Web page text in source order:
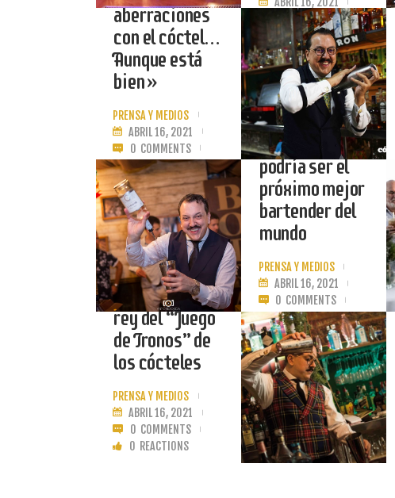
0 COMMENTS
0 REACTIONS
LEER MÁS
aberraciones
con el cóctel…
Aunque está
bien»
PRENSA Y MEDIOS
ABRIL 16, 2021
0 COMMENTS
0
REACTIONS
LEER MÁS
El cordobés
Santiago
Madueño
podría ser el
próximo mejor
bartender del
mundo
PRENSA Y MEDIOS
ABRIL 16, 2021
0 COMMENTS
0 REACTIONS
LEER MÁS
Santiago
Madueño, el
rey del “Juego
de Tronos” de
los cócteles
PRENSA Y MEDIOS
ABRIL 16, 2021
0 COMMENTS
0 REACTIONS